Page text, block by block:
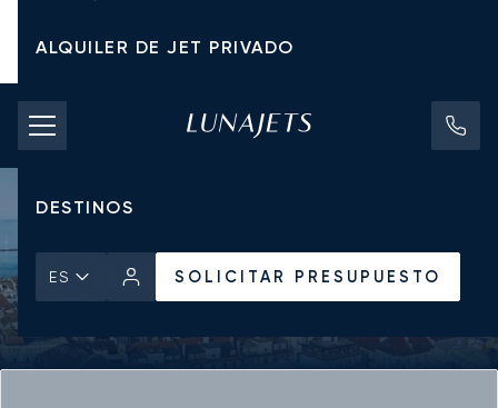
ALQUILER DE JET PRIVADO
TARIFAS DE CHÁRTER
JETS PRIVADOS
DESTINOS
ES SOLICITAR PRESUPUESTO